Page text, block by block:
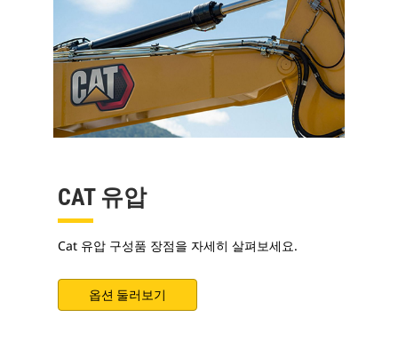
CAT 유압
Cat 유압 구성품 장점을 자세히 살펴보세요.
옵션 둘러보기